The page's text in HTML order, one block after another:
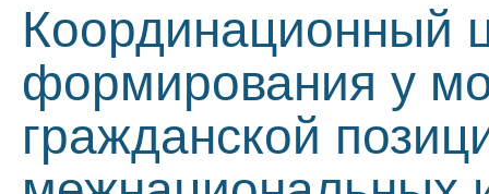
Координационный
формирования у
гражданской